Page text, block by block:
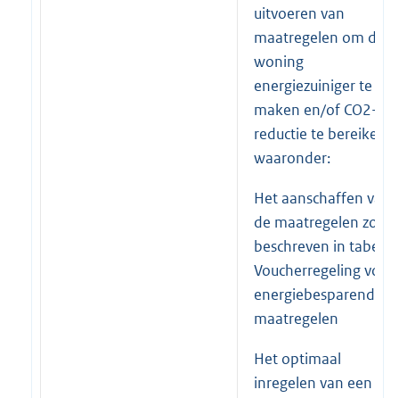
uitvoeren van
maatregelen om de
woning
energiezuiniger te
maken en/of CO2-
reductie te bereiken,
waaronder:
Het aanschaffen van
de maatregelen zoals
beschreven in tabel 2
Voucherregeling voor
energiebesparende
maatregelen
Het optimaal
inregelen van een